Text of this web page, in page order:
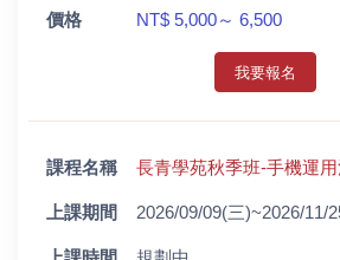
價格 NT$ 5,000～ 6,500
我要報名
課程名稱 長青學苑秋季班-手機運
上課期間 2026/09/09(三)~2026/11/